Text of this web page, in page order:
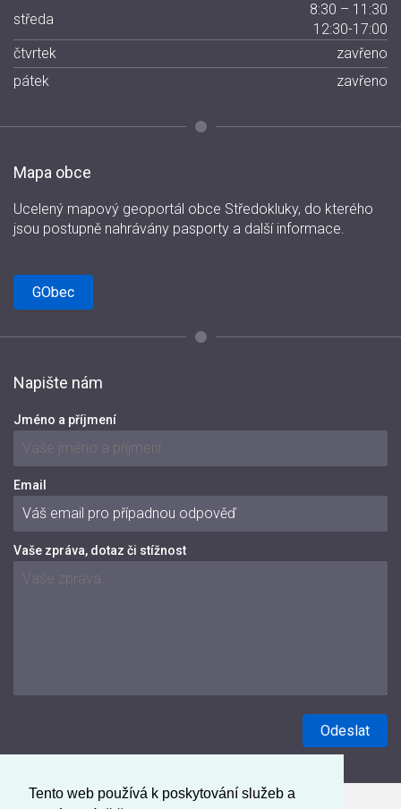
Tento web používá k poskytování služeb a
středa
8:30 – 11:30
12:30-17:00
čtvrtek
zavřeno
pátek
zavřeno
Mapa obce
Ucelený mapový geoportál obce Středokluky, do kterého
jsou postupně nahrávány pasporty a další informace.
GObec
Napište nám
Jméno a příjmení
Email
Vaše zpráva, dotaz či stížnost